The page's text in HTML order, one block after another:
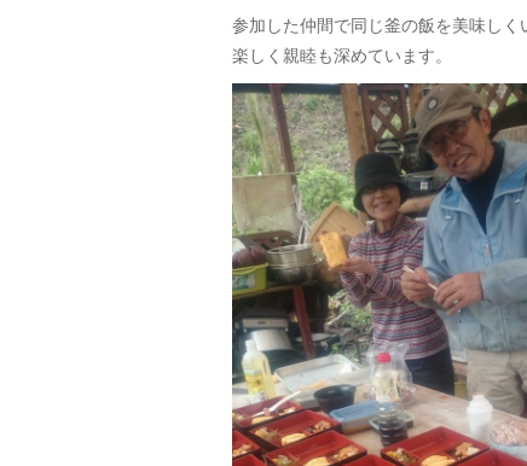
参加した仲間で同じ釜の飯を美味しく
楽しく親睦も深めています。